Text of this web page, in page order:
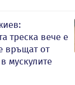
треска вече е
връщат от
мускулите